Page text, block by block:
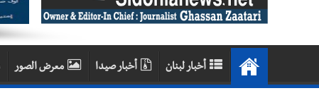
أخبار لبنان أخبار صيدا معرض الصور أخبار صيدا بلدية صيدا تهنئ نادي الأهلي صيدا بإحرازه